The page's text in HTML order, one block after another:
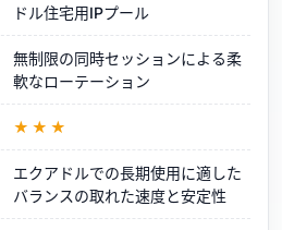
ドル住宅用IPプール
無制限の同時セッションによる柔
軟なローテーション
★★★
エクアドルでの長期使用に適した
バランスの取れた速度と安定性